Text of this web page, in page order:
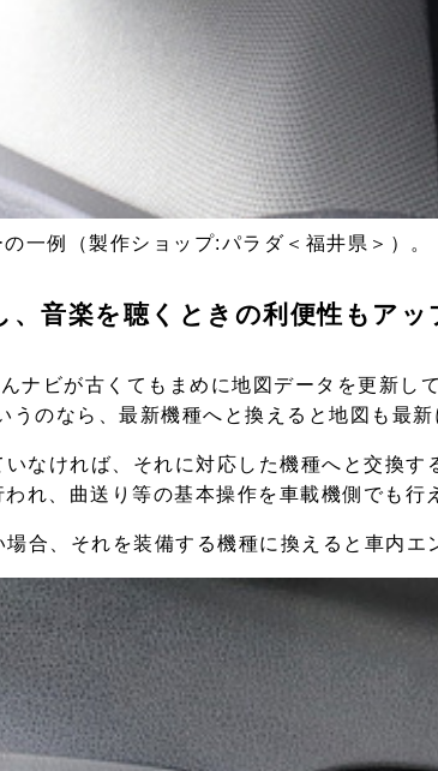
一例（製作ショップ:パラダ＜福井県＞）。
音楽を聴くときの利便性もアッ
ナビが古くてもまめに地図データを更新し
のなら、最新機種へと換えると地図も最
なければ、それに対応した機種へと交換
れ、曲送り等の基本操作を車載機側でも行
合、それを装備する機種に換えると車内エ